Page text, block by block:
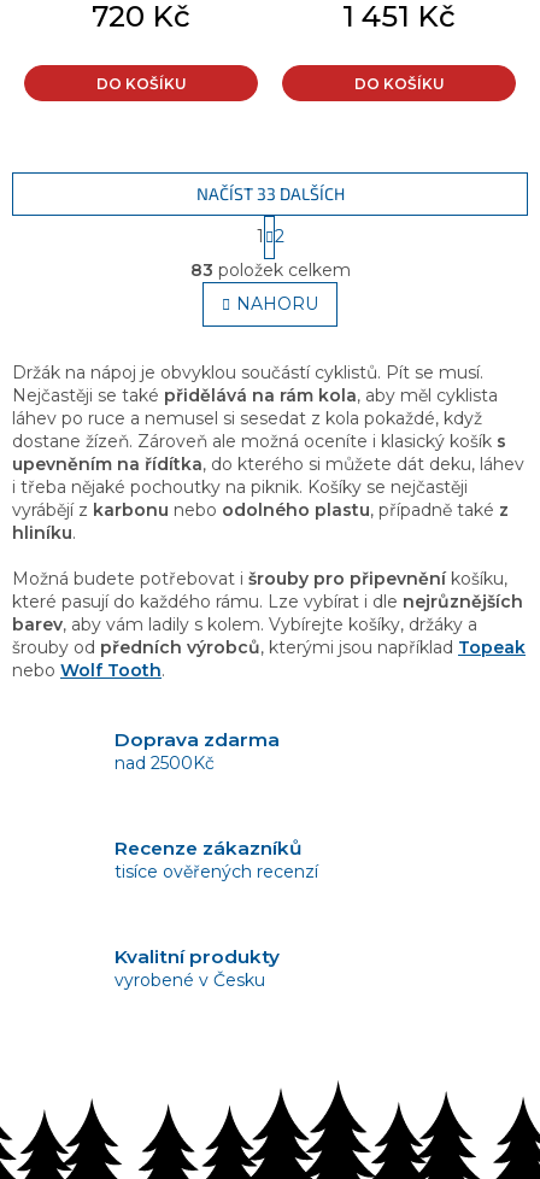
720 Kč
DO KOŠÍKU
1 451 Kč
DO KOŠÍKU
O
v
l
á
a
c
í
p
r
v
k
ý
p
i
s
NAČÍST 33 DALŠÍCH
S
t
r
á
n
k
v
á
n
í
1
2
83 položek celkem
NAHORU
Držák na nápoj je obvyklou součástí cyklistů. Pít se musí.
Nejčastěji se také přidělává na rám kola, aby měl cyklista
láhev po ruce a nemusel si sesedat z kola pokaždé, když
dostane žízeň. Zároveň ale možná oceníte i klasický košík s
upevněním na řídítka, do kterého si můžete dát deku, láhev
i třeba nějaké pochoutky na piknik. Košíky se nejčastěji
vyrábějí z karbonu nebo odolného plastu, případně také z
hliníku.
Možná budete potřebovat i šrouby pro připevněníkošíku,
které pasují do každého rámu. Lze vybírat i dle nejrůznějších
barev, aby vám ladily s kolem. Vybírejte košíky, držáky a
šrouby od předních výrobců, kterými jsou například Topeak
nebo Wolf Tooth.
Doprava zdarma
nad 2500Kč
Recenze zákazníků
tisíce ověřených recenzí
Kvalitní produkty
vyrobené v Česku
bez problémů do 14 dnů